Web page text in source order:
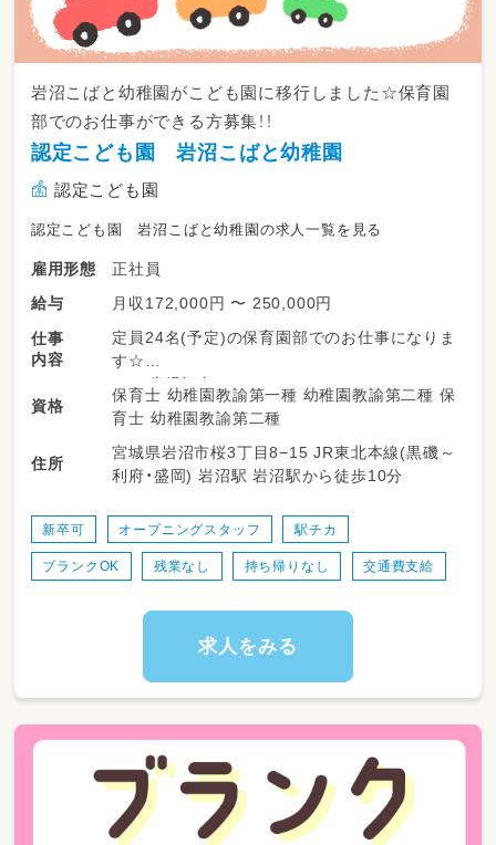
岩沼こばと幼稚園がこども園に移行しました☆保育園
部でのお仕事ができる方募集！！
認定こども園 岩沼こばと幼稚園
認定こども園
認定こども園 岩沼こばと幼稚園の求人一覧を見る
雇用形態
正社員
給与
月収172,000円 〜 250,000円
仕事
内容
定員24名(予定)の保育園部でのお仕事になりま
す☆
0～2歳児担当(＾＾)
学校法人の認定こども園なので
待遇面も充実しています！
保育士のみでも選考可能です！
即日入職も相談可能です(＾＾)
ていただきます☆
資格
保育士 幼稚園教諭第一種 幼稚園教諭第二種 保
育士 幼稚園教諭第二種
住所
宮城県岩沼市桜3丁目8−15 JR東北本線(黒磯～
利府・盛岡) 岩沼駅 岩沼駅から徒歩10分
新卒可 オープニングスタッフ 駅チカ
ブランクOK 残業なし 持ち帰りなし 交通費支給
求人をみる